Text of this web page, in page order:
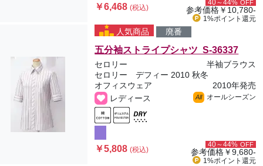
￥6,468(税込)
40～44% OFF
参考価格￥10,780-
1%ポイント 還元
人気商品 廃番
五分袖ストライプシャツ S-36337
セロリー
半袖ブラウス
セロリー デフィー 2010 秋冬
オフィスウェア
2010年発売
レディース
All オールシーズン
￥5,808(税込)
40～44% OFF
参考価格￥9,680-
1%ポイント 還元